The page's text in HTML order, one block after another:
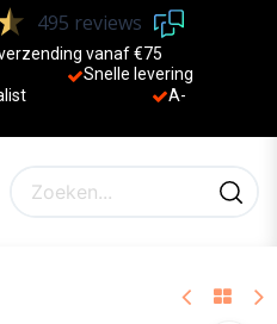
495 reviews
vanaf €75
Sne lle levering
A-